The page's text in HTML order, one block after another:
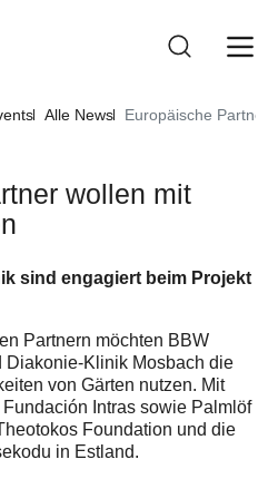
Alle News
Europäische Partner
wollen mit
sind engagiert beim Projekt
Partnern möchten BBW
Klinik Mosbach die
von Gärten nutzen. Mit
Intras sowie Palmlöf
Foundation und die
in Estland.